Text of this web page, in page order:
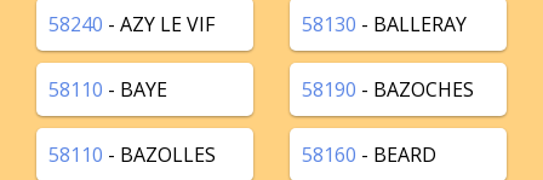
58240 - AZY LE VIF 58130 - BALLERAY
58110 - BAYE 58190 - BAZOCHES
58110 - BAZOLLES 58160 - BEARD